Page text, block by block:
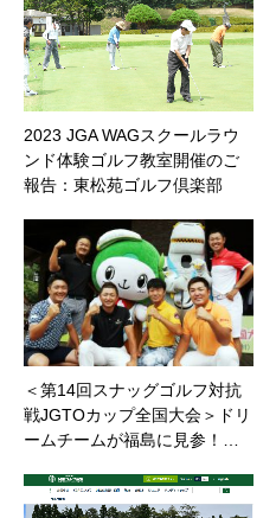
2023 JGA WAGスクールラウ
ンド体験ゴルフ教室開催のご
報告：東松苑ゴルフ倶楽部
＜第14回スナッグゴルフ対抗
戦JGTOカップ全国大会＞ドリ
ームチームが福島に見参！…